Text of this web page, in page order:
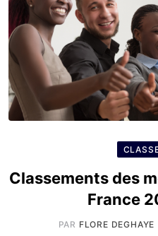
Classements des
France
PAR FLORE DEGHAYE